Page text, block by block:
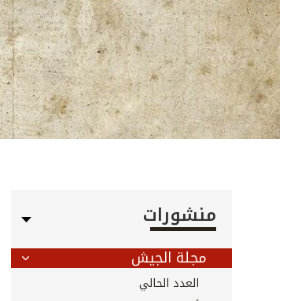
منشورات
مجلة الجيش
العدد الحالي